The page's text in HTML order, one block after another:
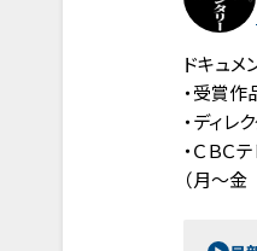
ドキュメ
・受賞作
・ディレ
・ＣＢＣ
（月～